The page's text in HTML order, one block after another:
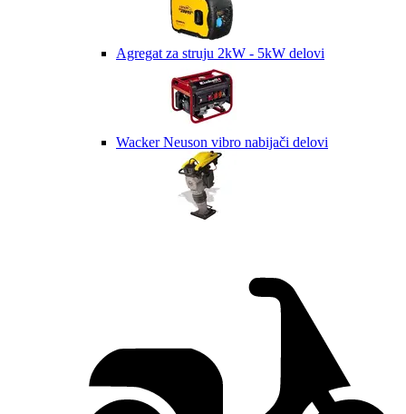
Agregat za struju 2kW - 5kW delovi
Wacker Neuson vibro nabijači delovi